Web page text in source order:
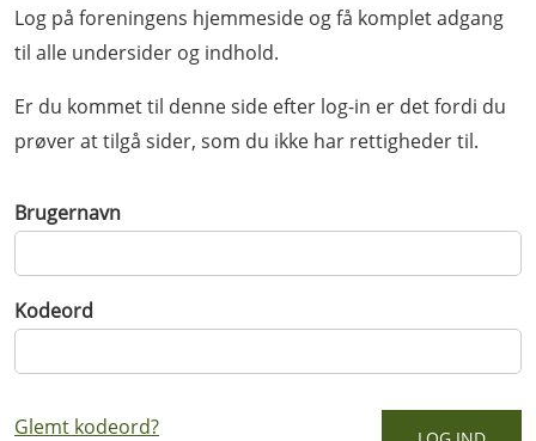
Log på foreningens hjemmeside og få komplet adgang
til alle undersider og indhold.
Er du kommet til denne side efter log-in er det fordi du
prøver at tilgå sider, som du ikke har rettigheder til.
Brugernavn
Kodeord
Glemt kodeord?